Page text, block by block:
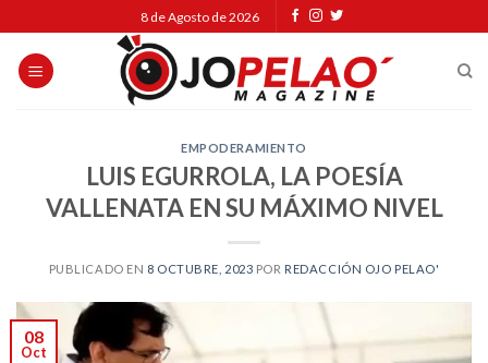
to
content
8 de Agosto de 2026
EMPODERAMIENTO
LUIS EGURROLA, LA POESÍA
VALLENATA EN SU MÁXIMO NIVEL
PUBLICADO EN 8 OCTUBRE, 2023 POR REDACCIÓN OJO PELAO'
08
Oct